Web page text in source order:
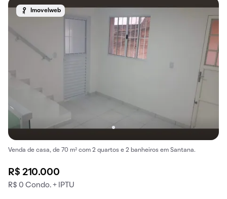
Imovelweb
Venda de casa, de 70 m² com 2 quartos e 2 banheiros em Santana.
R$ 210.000
R$ 0 Condo. + IPTU